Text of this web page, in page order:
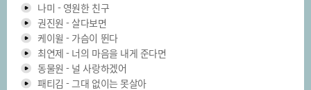
나미 - 영원한 친구
권진원 - 살다보면
케이윌 - 가슴이 뛴다
최연제 - 너의 마음을 내게 준다면
동물원 - 널 사랑하겠어
패티김 - 그대 없이는 못살아